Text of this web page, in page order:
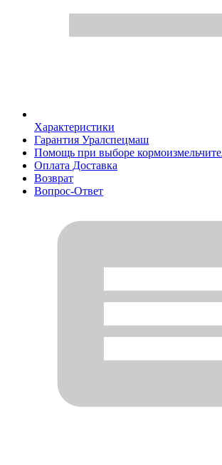
Характеристики
Гарантия Уралспецмаш
Помощь при выборе
Оплата Доставка
Возврат
Вопрос-Ответ